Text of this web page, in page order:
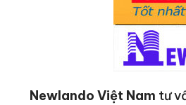
Newlando Việt Nam tư